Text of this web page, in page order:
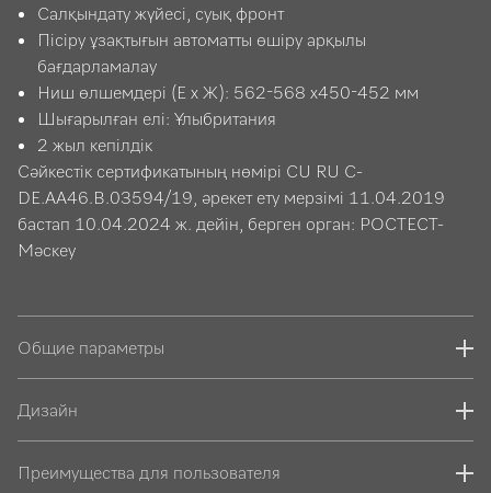
Салқындату жүйесі, суық фронт
Пісіру ұзақтығын автоматты өшіру арқылы
бағдарламалау
Ниш өлшемдері (Е x Ж): 562-568 x450-452 мм
Шығарылған елі: Ұлыбритания
2 жыл кепілдік
Сәйкестік сертификатының нөмірі CU RU C-
DE.АА46.B.03594/19, әрекет ету мерзімі 11.04.2019
бастап 10.04.2024 ж. дейін, берген орган: РОСТЕСТ-
Мәскеу
Общие параметры
Дизайн
Преимущества для пользователя